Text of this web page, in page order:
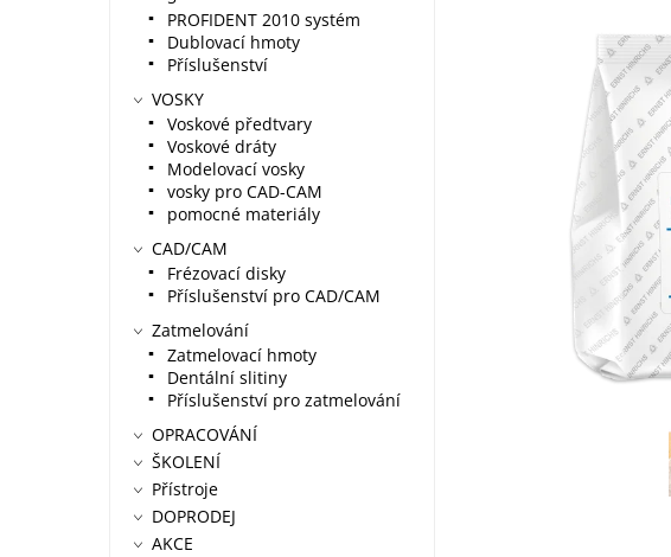
PROFIDENT 2010 systém
Dublovací hmoty
Příslušenství
VOSKY
Voskové předtvary
Voskové dráty
Modelovací vosky
vosky pro CAD-CAM
pomocné materiály
CAD/CAM
Frézovací disky
Příslušenství pro CAD/CAM
Zatmelování
Zatmelovací hmoty
Dentální slitiny
Příslušenství pro zatmelování
OPRACOVÁNÍ
ŠKOLENÍ
Přístroje
DOPRODEJ
AKCE